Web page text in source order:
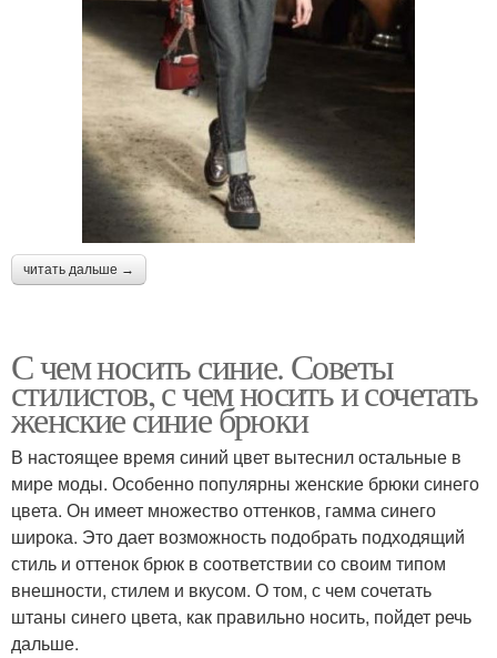
читать дальше →
С чем носить синие. Советы
стилистов, с чем носить и сочетать
женские синие брюки
В настоящее время синий цвет вытеснил остальные в
мире моды. Особенно популярны женские брюки синего
цвета. Он имеет множество оттенков, гамма синего
широка. Это дает возможность подобрать подходящий
стиль и оттенок брюк в соответствии со своим типом
внешности, стилем и вкусом. О том, с чем сочетать
штаны синего цвета, как правильно носить, пойдет речь
дальше.